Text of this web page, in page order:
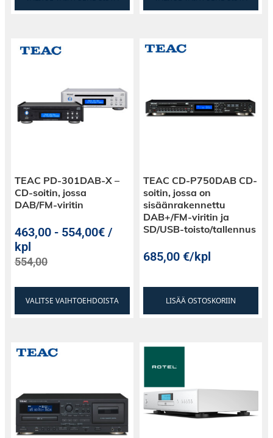
TEAC PD-301DAB-X –
CD-soitin, jossa
DAB/FM-viritin
463,00 - 554,00€ /
kpl
554,00
VALITSE VAIHTOEHDOISTA
TEAC CD-P750DAB CD-
soitin, jossa on
sisäänrakennettu
DAB+/FM-viritin ja
SD/USB-toisto/tallennus
685,00€/kpl
LISÄÄ OSTOSKORIIN